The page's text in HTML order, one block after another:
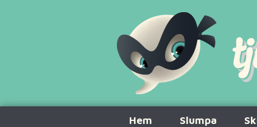
Hem Slumpa